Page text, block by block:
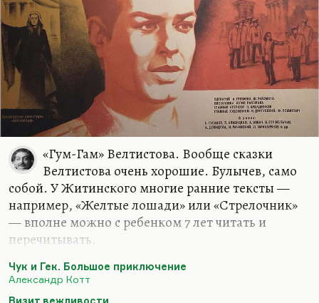
«Гум-Гам» Велтистова. Вообще сказки
Велтистова очень хорошие. Булычев, само
собой. У Житинского многие ранние тексты —
например, «Желтые лошади» или «Стрелочник»
— вполне можно с ребенком 7 лет читать и
перечитывать.
И конечно, Юрий Коваль — абсолютно всё. Я как
раз недавно переслушал его песенки в авторском
исполнении — это божественно! Волшебный
Чук и Гек. Большое приключение
Александр Котт
Визит вежливости